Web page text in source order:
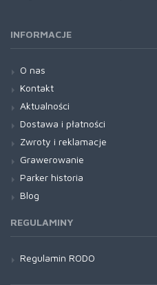
INFORMACJE
O nas
Kontakt
Aktualności
Dostawa i płatności
Zwroty i reklamacje
Grawerowanie
Parker historia
Blog
REGULAMINY
Regulamin RODO